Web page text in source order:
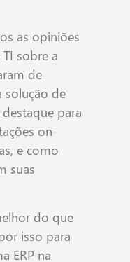
as opiniões
sobre a
de
solução de
para
on-
e como
suas
do que
isso para
ERP na